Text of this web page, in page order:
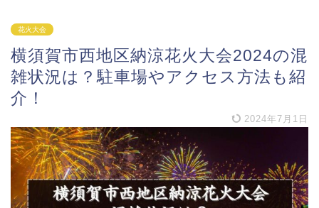
花火大会
横須賀市西地区納涼花火大会2024の混
雑状況は？駐車場やアクセス方法も紹
介！
2024年7月1日